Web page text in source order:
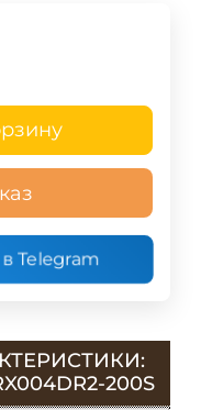
Telegram
200S